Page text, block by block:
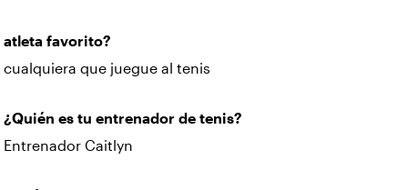
atleta favorito?
cualquiera que juegue al tenis
¿Quién es tu entrenador de tenis?
Entrenador Caitlyn